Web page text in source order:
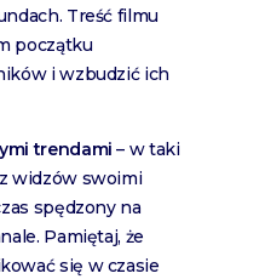
Treść filmu
początku
i wzbudzić ich
trendami– w taki
widzów swoimi
spędzony na
Pamiętaj, że
się w czasie